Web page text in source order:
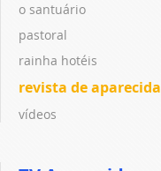
o santuário
pastoral
rainha hotéis
revista de aparecida
vídeos